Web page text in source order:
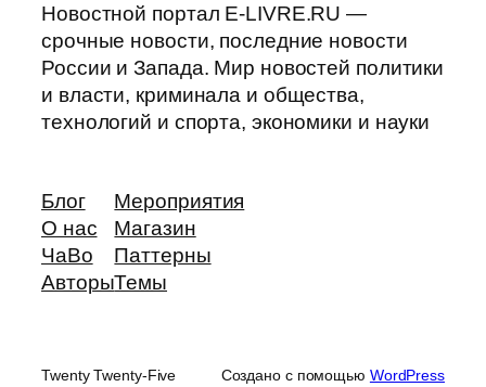
Новостной портал E-LIVRE.RU —
срочные новости, последние новости
России и Запада. Мир новостей политики
и власти, криминала и общества,
технологий и спорта, экономики и науки
Блог
О нас
ЧаВо
Авторы
Мероприятия
Магазин
Паттерны
Темы
Twenty Twenty-Five Создано с помощью WordPress